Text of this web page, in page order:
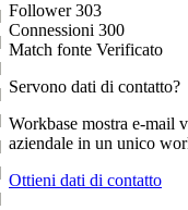
Follower 303
Connessioni 300
Match fonte Verificato
Servono dati di contatto?
Workbase mostra e-mail
aziendale in un unico
Ottieni dati di contatto